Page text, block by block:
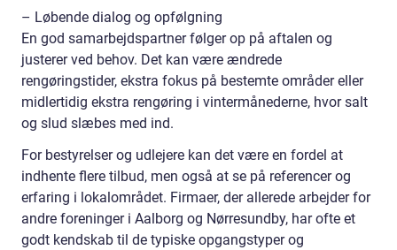
– Løbende dialog og opfølgning
En god samarbejdspartner følger op på aftalen og
justerer ved behov. Det kan være ændrede
rengøringstider, ekstra fokus på bestemte områder eller
midlertidig ekstra rengøring i vintermånederne, hvor salt
og slud slæbes med ind.
For bestyrelser og udlejere kan det være en fordel at
indhente flere tilbud, men også at se på referencer og
erfaring i lokalområdet. Firmaer, der allerede arbejder for
andre foreninger i Aalborg og Nørresundby, har ofte et
godt kendskab til de typiske opgangstyper og